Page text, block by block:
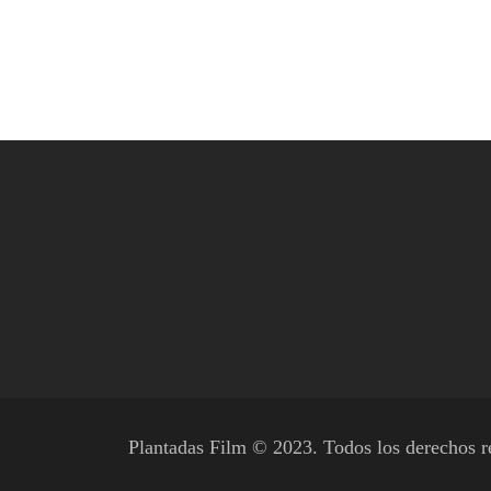
Plantadas Film © 2023. Todos los derechos